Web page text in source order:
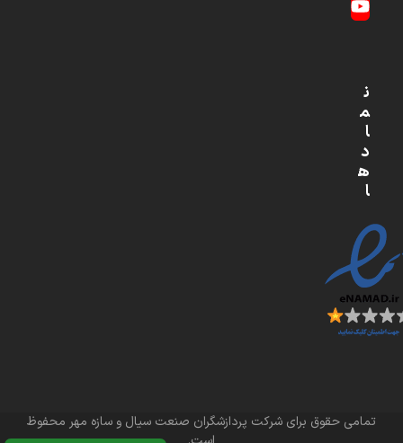
YouTube
ن
م
ا
د
ه
ا
تمامی حقوق برای شرکت پردازشگران صنعت سیال و سازه مهر محفوظ